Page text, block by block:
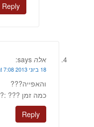
Reply
אלה says:
18 ביוני 2013 at 7:08
והאפייה???
כמה זמן ???
Reply